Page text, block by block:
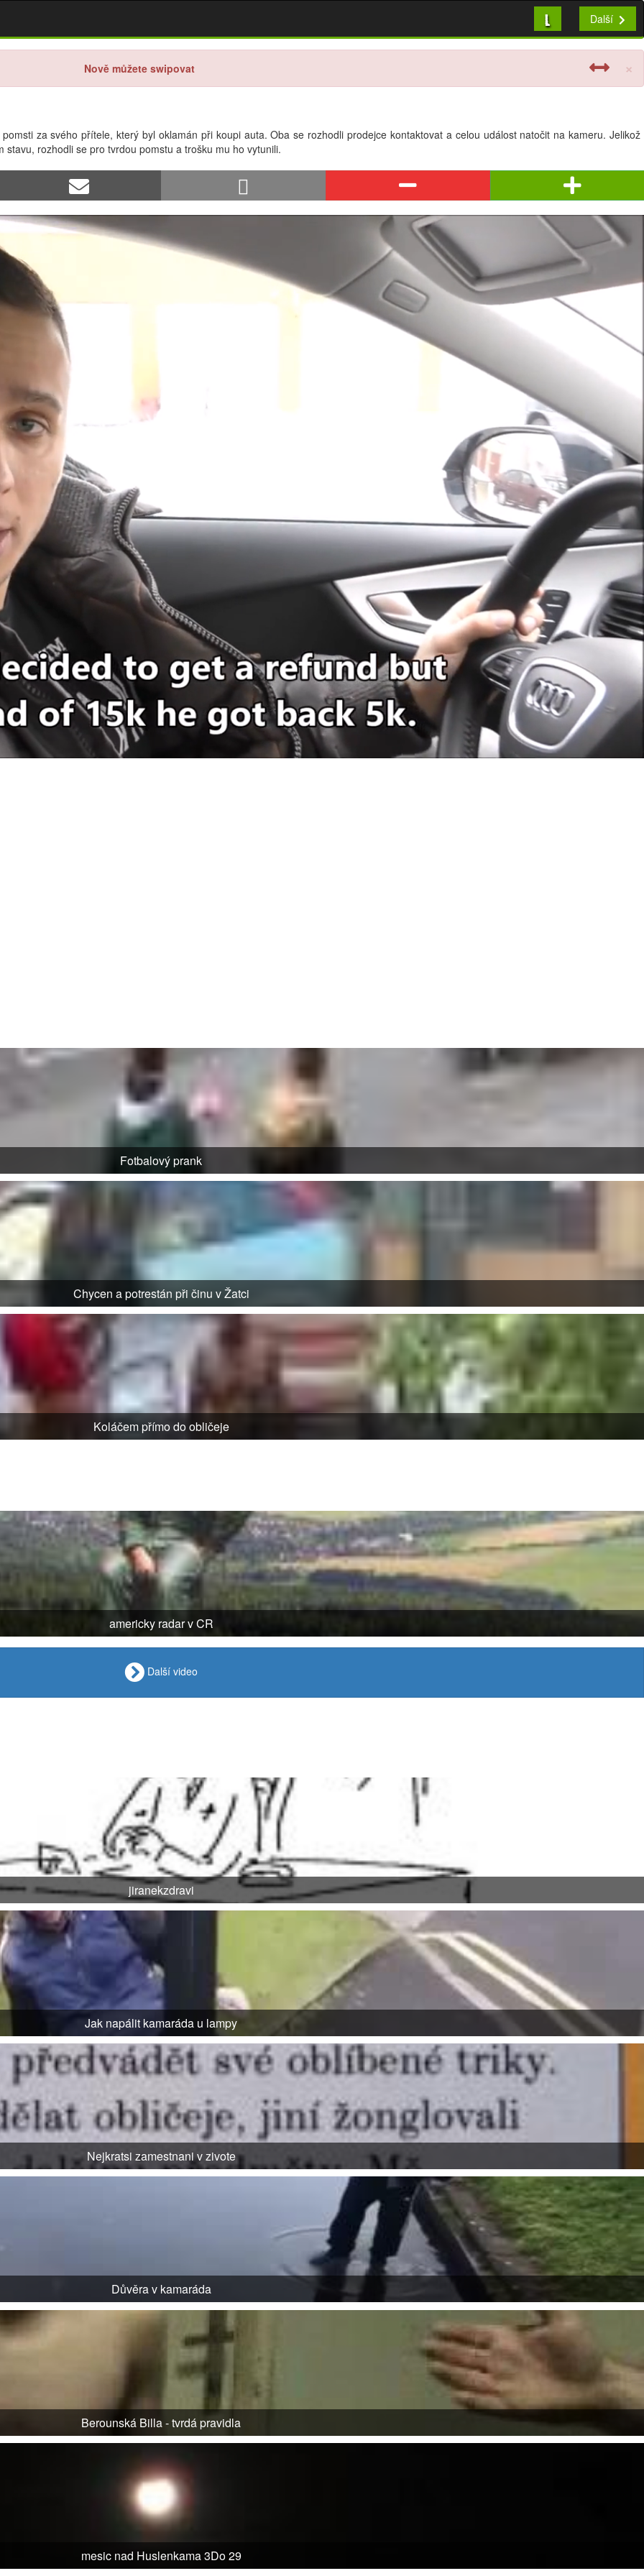
L Další
×
Nově můžete swipovat
za svého přítele, který byl oklamán při koupi auta. Oba se rozhodli prodejce kontaktovat a celou událost natočit na kameru. Jelikož
rozhodli se pro tvrdou pomstu a trošku mu ho vytunili.
Fotbalový prank
Chycen a potrestán při činu v Žatci
Koláčem přímo do obličeje
americky radar v CR
Další video
jiranekzdravi
Jak napálit kamaráda u lampy
Nejkratsi zamestnani v zivote
Důvěra v kamaráda
Berounská Billa - tvrdá pravidla
mesic nad Huslenkama 3Do 29